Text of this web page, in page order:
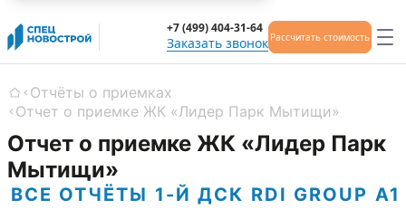
Заказать звонок
+7 (499) 404-31-64
Рассчитать стоимость
Главная
Отчёты о приемках
Отчет о приемке ЖК «Лидер Парк Мытищи»
Отчет о приемке ЖК «Лидер Парк
Мытищи»
ВСЕ ОТЧЁТЫ 1-Й ДСК RDI GROUP